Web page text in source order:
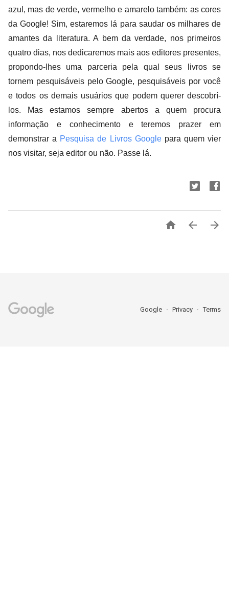
azul, mas de verde, vermelho e amarelo também: as cores
da Google! Sim, estaremos lá para saudar os milhares de
amantes da literatura. A bem da verdade, nos primeiros
quatro dias, nos dedicaremos mais aos editores presentes,
propondo-lhes uma parceria pela qual seus livros se
tornem pesquisáveis pelo Google, pesquisáveis por você
e todos os demais usuários que podem querer descobrí-
los. Mas estamos sempre abertos a quem procura
informação e conhecimento e teremos prazer em
demonstrar a Pesquisa de Livros Googlepara quem vier
nos visitar, seja editor ou não. Passe lá.
  
Google Privacy Terms